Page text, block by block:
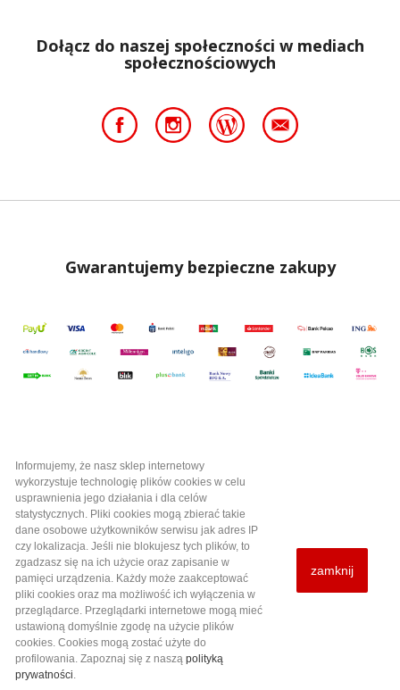
Dołącz do naszej społeczności w mediach
społecznościowych
Gwarantujemy bezpieczne zakupy
Kategorie
Informacje i pomoc
Twoje konto
Informacja o sklepie
Informujemy, że nasz sklep internetowy
wykorzystuje technologię plików cookies w celu
usprawnienia jego działania i dla celów
statystycznych. Pliki cookies mogą zbierać takie
dane osobowe użytkowników serwisu jak adres IP
czy lokalizacja. Jeśli nie blokujesz tych plików, to
zgadzasz się na ich użycie oraz zapisanie w
pamięci urządzenia. Każdy może zaakceptować
pliki cookies oraz ma możliwość ich wyłączenia w
przeglądarce. Przeglądarki internetowe mogą mieć
ustawioną domyślnie zgodę na użycie plików
cookies. Cookies mogą zostać użyte do
profilowania. Zapoznaj się z naszą polityką
prywatności.
zamknij